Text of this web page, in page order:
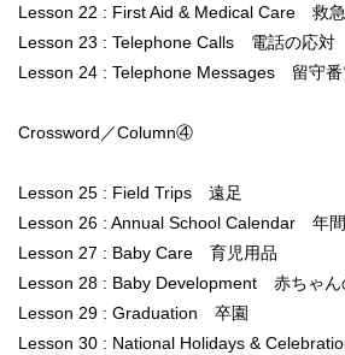
Lesson 22 : First Aid & Medical Care 救
Lesson 23 : Telephone Calls 電話の応対
Lesson 24 : Telephone Messages 留守番
Crossword／Column④
Lesson 25 : Field Trips 遠足
Lesson 26 : Annual School Calendar 年
Lesson 27 : Baby Care 育児用品
Lesson 28 : Baby Development 赤ちゃん
Lesson 29 : Graduation 卒園
Lesson 30 : National Holidays &